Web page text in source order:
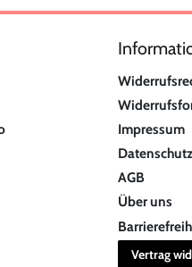
Impressum
AGB
Über uns
Vertrag